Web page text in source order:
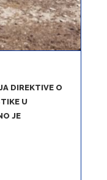
DIREKTIVE O
U
JE